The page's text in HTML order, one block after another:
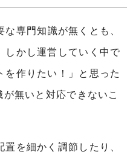
専門知識が無くとも、
しかし運営していく中で
を作りたい！」と思った
無いと対応できないこ
を細かく調節したり、